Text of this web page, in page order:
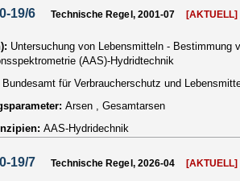
19/6 Technische Regel, 2001-07 [AKTUELL]
Untersuchung von Lebensmitteln - Bestimmung
(AAS)-Hydridtechnik
Bundesamt für Verbraucherschutz und
Arsen , Gesamtarsen
AAS-Hydridechnik
19/7 Technische Regel, 2026-04 [AKTUELL]